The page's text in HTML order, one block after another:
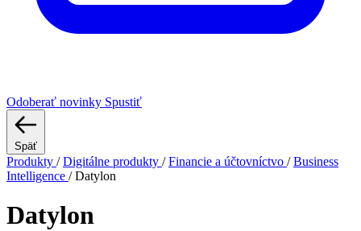
Odoberať novinky Spustiť
Späť
Produkty / Digitálne produkty / Financie a účtovníctvo / Business
Intelligence / Datylon
Datylon